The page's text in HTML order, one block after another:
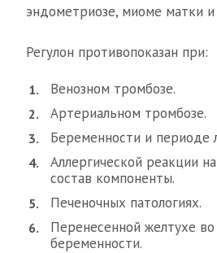
эндометриозе, миоме матки и
Регулон противопоказан при:
Венозном тромбозе.
Артериальном тромбозе.
Беременности и периоде
Аллергической реакции
состав компоненты.
Печеночных патологиях.
Перенесенной желтухе
беременности.